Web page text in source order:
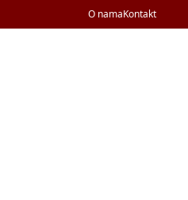
O namaKontakt